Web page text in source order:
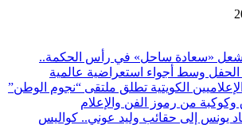
«سعادة ساحل» في رأس الحكمة..
وسط أجواء استعراضية عالمية
الكويتية تطلق ملتقى “نجوم الوطن”
من رموز الفن والإعلام
يونس إلى حقائب وليد عوني.. كواليس